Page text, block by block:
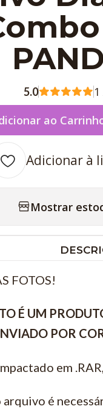
5.0
ao
Adicionar à
Mostrar
FOTOS!
É UM
POR
em
arquivo é